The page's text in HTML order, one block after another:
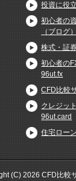
投資に役
初心者の
（ブログ）
株式・証
初心者の
96ut.fx
CFD比較
クレジッ
96ut.card
住宅ロー
(C) 2026 CFD比